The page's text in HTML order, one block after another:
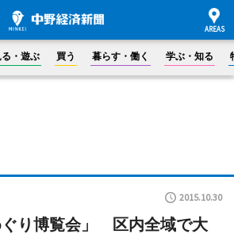
る・遊ぶ 買う 暮らす・働く 学ぶ・知る
2015.10.30
ぐり博覧会」 区内全域で大